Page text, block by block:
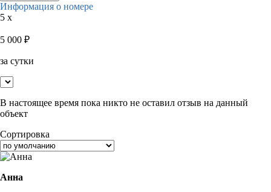
Информация о номере
5 x
5 000 ₽
за сутки
В настоящее время пока никто не оставил отзыв на данный
объект
Сортировка
Анна